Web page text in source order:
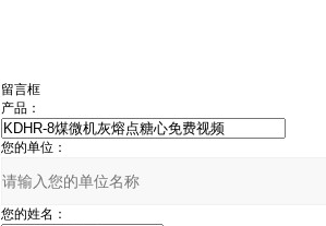
留言框
产品：
您的单位：
您的姓名：